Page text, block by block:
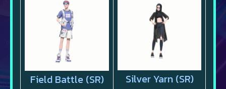
Field Battle (SR) Silver Yarn (SR)